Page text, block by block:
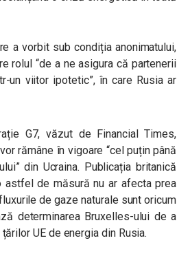
a vorbit sub condiția anonimatului,
rolul “de a ne asigura că partenerii
un viitor ipotetic”, în care Rusia ar
G7, văzut de Financial Times,
rămâne în vigoare “cel puțin până
din Ucraina. Publicația britanică
astfel de măsură nu ar afecta prea
de gaze naturale sunt oricum
determinarea Bruxelles-ului de a
UE de energia din Rusia.